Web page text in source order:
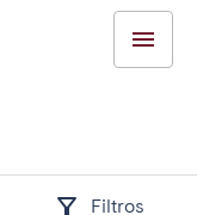
Filtros